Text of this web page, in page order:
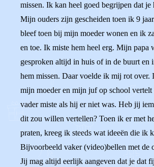
missen. Ik kan heel goed begrijpen dat je
Mijn ouders zijn gescheiden toen ik 9
bleef toen bij mijn moeder wonen en ik
en toe. Ik miste hem heel erg. Mijn papa
gesproken altijd in huis of in de buurt en
hem missen. Daar voelde ik mij rot over.
mijn moeder en mijn juf op school
vader miste als hij er niet was. Heb jij
dit zou willen vertellen? Toen ik er met
praten, kreeg ik steeds wat ideeën die ik
Bijvoorbeeld vaker (video)bellen met de
Jij mag altijd eerlijk aangeven dat je dat